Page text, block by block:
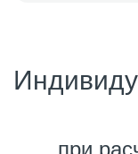
при